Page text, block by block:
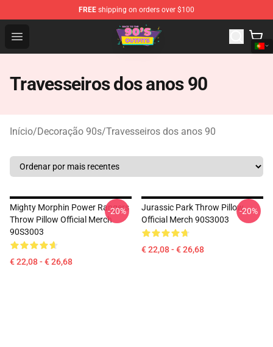
FREE shipping on orders over $100
Open menu
90s Outfits Store - Official 90s Outfits Merchandise Shop
Travesseiros dos anos 90
Início/Decoração 90s/Travesseiros dos anos 90
Mighty Morphin Power Rangers
Throw Pillow Official Merch
90S3003
€ 22,08 - € 26,68
-20%
Jurassic Park Throw Pillow
Official Merch 90S3003
€ 22,08 - € 26,68
-20%